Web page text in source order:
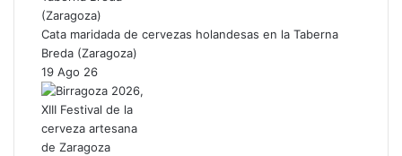
Cata maridada de cervezas holandesas en la Taberna
Breda (Zaragoza)
19 Ago 26